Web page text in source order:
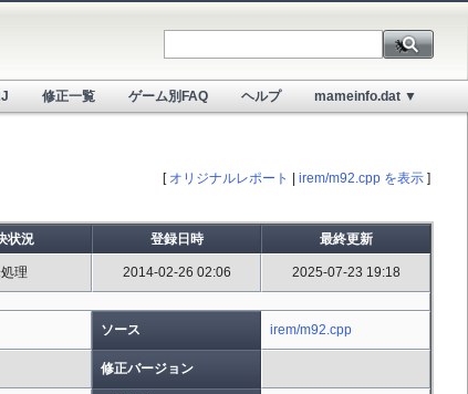
修正一覧 ゲーム別FAQ ヘルプ mameinfo.dat ▼
[ オリジナルレポート irem/m92.cpp を表示 ]
状況 登録日時 最終更新
理 2014-02-26 02:06 2025-07-23 19:18
ソース irem/m92.cpp
修正バージョン